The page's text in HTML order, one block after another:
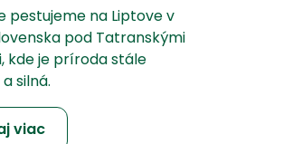
pestujeme na Liptove v
pod Tatranskými
kde je príroda stále
silná.
viac